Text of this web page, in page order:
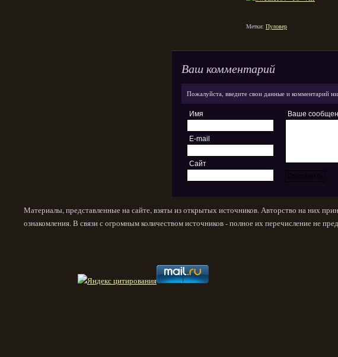
Метки: Пуловер
Ваш комментарий
Пожалуйста, введите свои данные и комментарий
Имя
E-mail
Сайт
Ваше
Материалы, представленные на сайте, взяты из открытых источников. Авторство на них
ознакомления. В связи с огромным количеством источников - полное их перечисление не